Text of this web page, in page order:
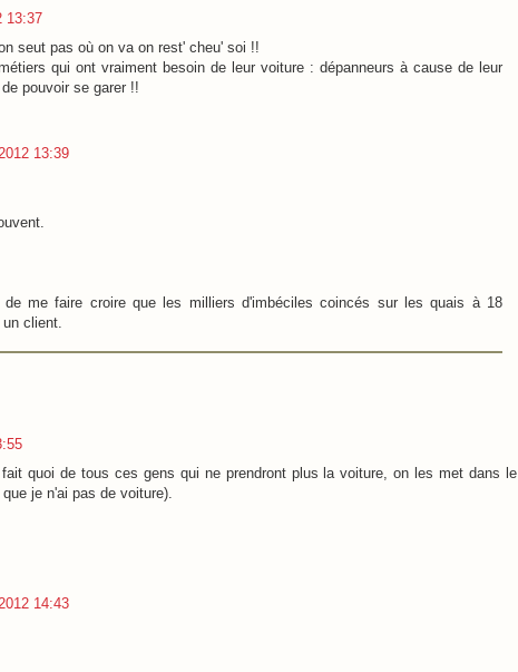
13:37
seut pas où on va on rest' cheu' soi !!
qui ont vraiment besoin de leur voiture : dépanneurs à cause de leur
pouvoir se garer !!
13:39
me faire croire que les milliers d'imbéciles coincés sur les quais à 18
un client.
quoi de tous ces gens qui ne prendront plus la voiture, on les met dans le
je n'ai pas de voiture).
14:43